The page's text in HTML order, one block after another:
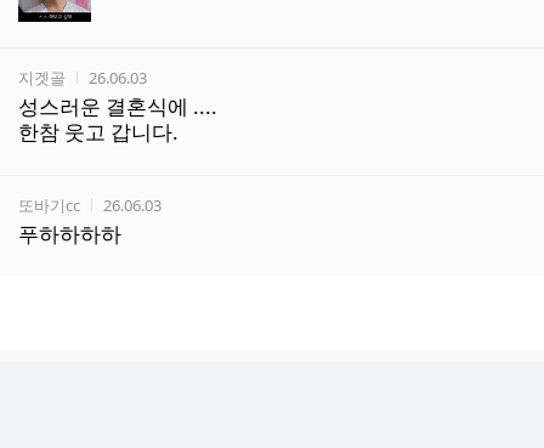
작성자
지겟골 작성시간
26.06.03
성스러운 결혼식에 ....
한참 웃고 갑니다.
작성자
또바기cc 작성시간
26.06.03
푸하하하하